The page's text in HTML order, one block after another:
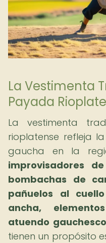
La Vestimenta
Payada
La vestimenta
rioplatense refleja
gaucha en la
improvisadores
bombachas de
pañuelos al
ancha,
atuendo
tienen un propósito